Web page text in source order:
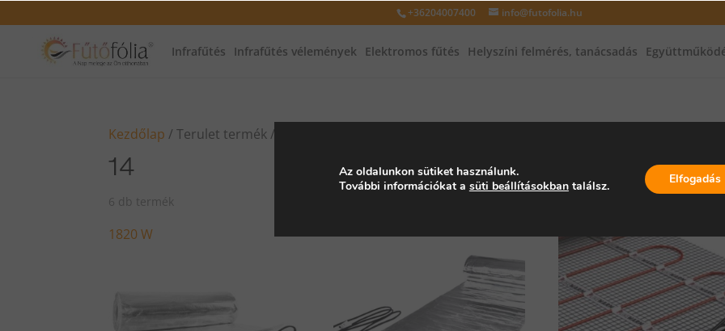
+36204007400 info@futofolia.hu
Infrafűtés Infrafűtés vélemények Elektromos fűtés Helyszíni felmérés, tanácsadás
Kezdőlap / Terulet termék / 14
14
6 db termék
1820 W
Az oldalunkon sütiket használunk.
További információkat a süti beállításokbantalálsz. Elfogadás